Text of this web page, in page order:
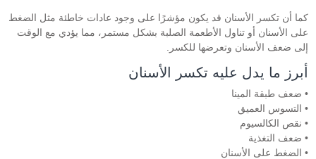
كما أن تكسر الأسنان قد يكون مؤشرًا على وجود عادات خاطئة مثل الضغط
على الأسنان أو تناول الأطعمة الصلبة بشكل مستمر، مما يؤدي مع الوقت
إلى ضعف الأسنان وتعرضها للكسر.
أبرز ما يدل عليه تكسر الأسنان
• ضعف طبقة المينا
• التسوس العميق
• نقص الكالسيوم
• ضعف التغذية
• الضغط على الأسنان